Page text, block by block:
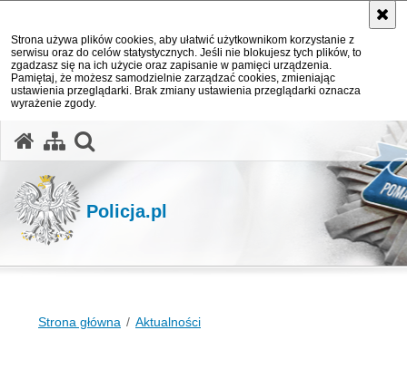
Strona używa plików cookies, aby ułatwić użytkownikom korzystanie z
serwisu oraz do celów statystycznych. Jeśli nie blokujesz tych plików, to
zgadzasz się na ich użycie oraz zapisanie w pamięci urządzenia.
Pamiętaj, że możesz samodzielnie zarządzać cookies, zmieniając
ustawienia przeglądarki. Brak zmiany ustawienia przeglądarki oznacza
wyrażenie zgody.
Policja.pl
Strona główna Aktualności